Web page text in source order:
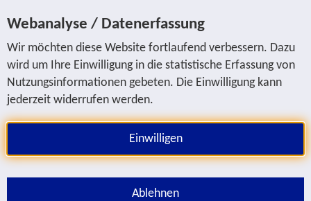
Webanalyse / Datenerfassung
Wir möchten diese Website fortlaufend verbessern. Dazu
wird um Ihre Einwilligung in die statistische Erfassung von
Nutzungsinformationen gebeten. Die Einwilligung kann
jederzeit widerrufen werden.
Einwilligen
Ablehnen